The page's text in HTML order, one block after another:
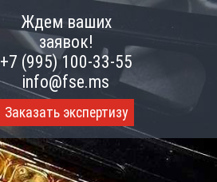
Ждем ваших
заявок!
+7 (995) 100-33-55
info@fse.ms
Заказать экспертизу